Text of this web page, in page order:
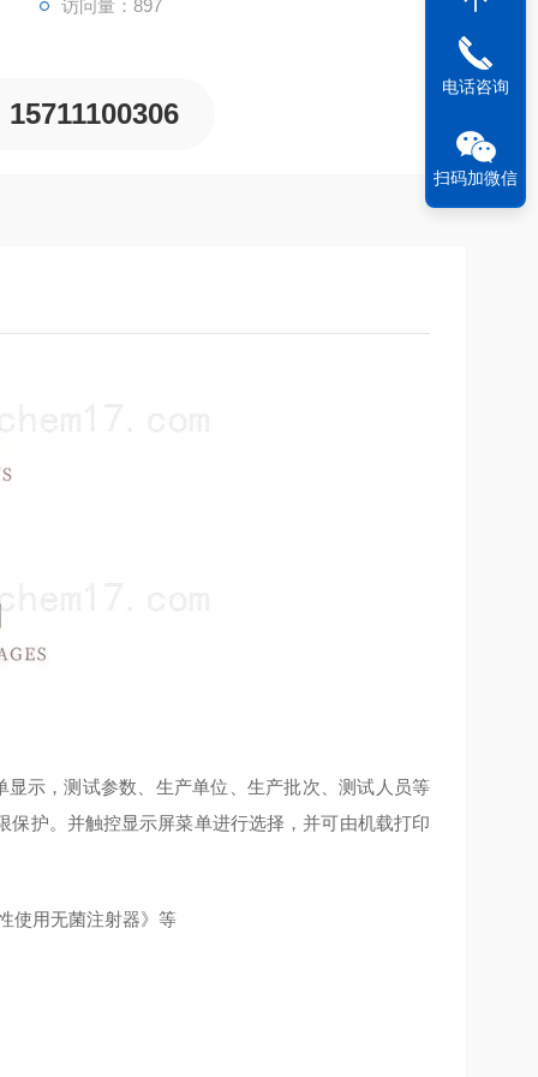
访问量：897
15711100306
示，测试参数、生产单位、生产批次、测试人员等
护。并触控显示屏菜单进行选择，并可由机载打印
使用无菌注射器》等
电话咨询
扫码加微信